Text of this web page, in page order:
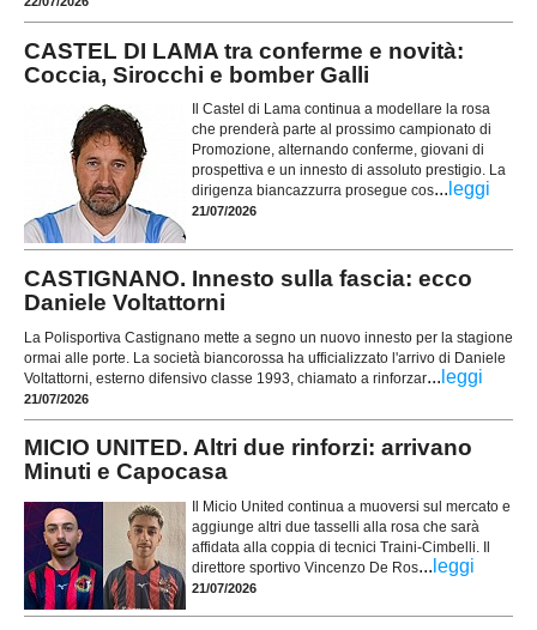
CASTEL DI LAMA tra conferme e novità:
Coccia, Sirocchi e bomber Galli
Il Castel di Lama continua a modellare la rosa
che prenderà parte al prossimo campionato di
Promozione, alternando conferme, giovani di
prospettiva e un innesto di assoluto prestigio. La
dirigenza biancazzurra prosegue cos... leggi
21/07/2026
CASTIGNANO. Innesto sulla fascia: ecco
Daniele Voltattorni
La Polisportiva Castignano mette a segno un nuovo innesto per la stagione
ormai alle porte. La società biancorossa ha ufficializzato l'arrivo di Daniele
Voltattorni, esterno difensivo classe 1993, chiamato a rinforzar... leggi
21/07/2026
MICIO UNITED. Altri due rinforzi: arrivano
Minuti e Capocasa
Il Micio United continua a muoversi sul mercato e
aggiunge altri due tasselli alla rosa che sarà
affidata alla coppia di tecnici Traini-Cimbelli. Il
direttore sportivo Vincenzo De Ros... leggi
21/07/2026